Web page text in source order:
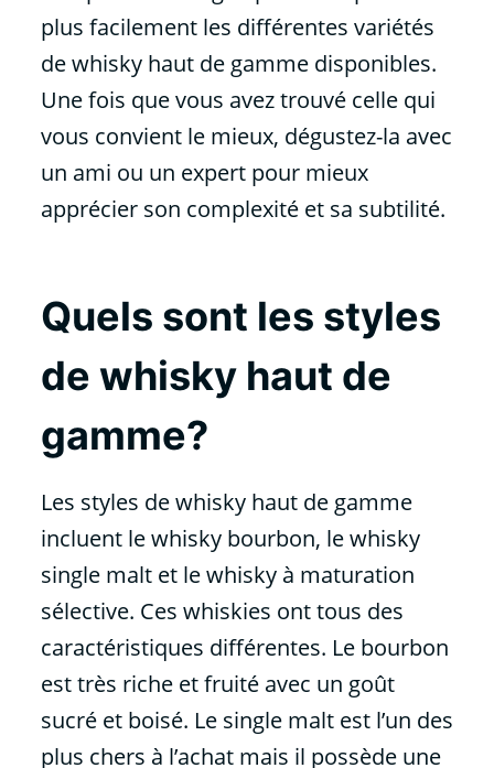
plus facilement les différentes variétés
de whisky haut de gamme disponibles.
Une fois que vous avez trouvé celle qui
vous convient le mieux, dégustez-la avec
un ami ou un expert pour mieux
apprécier son complexité et sa subtilité.
Quels sont les styles
de whisky haut de
gamme?
Les styles de whisky haut de gamme
incluent le whisky bourbon, le whisky
single malt et le whisky à maturation
sélective. Ces whiskies ont tous des
caractéristiques différentes. Le bourbon
est très riche et fruité avec un goût
sucré et boisé. Le single malt est l’un des
plus chers à l’achat mais il possède une